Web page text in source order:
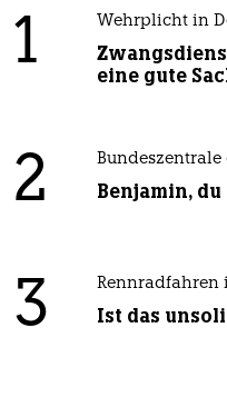
1 Wehrplicht in
eine gute
2 Benjamin,
3 Rennradfahren
Ist das